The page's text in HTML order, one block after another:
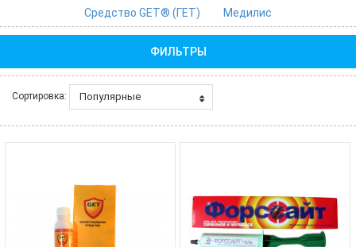
Средство GET® (ГЕТ) Медилис
ФИЛЬТРЫ
Сортировка: Популярные